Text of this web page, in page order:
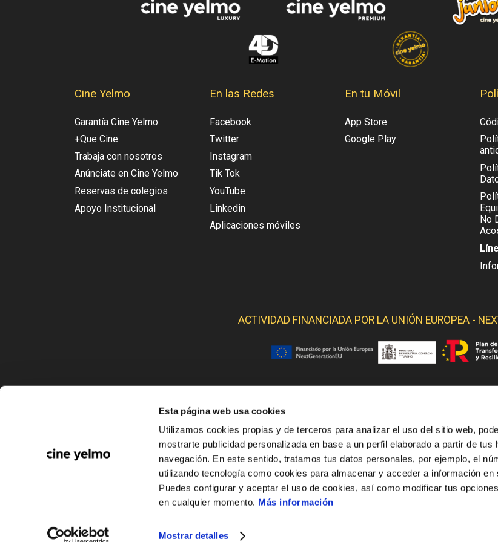
Esta página web usa cookies
Utilizamos cookies propias y de terceros para analizar el uso del sitio web,
mostrarte publicidad personalizada en base a un perfil elaborado a partir de tus
navegación. En este sentido, tratamos tus datos personales, por ejemplo, el
utilizando tecnología como cookies para almacenar y acceder a información en
Puedes configurar y aceptar el uso de cookies, así como modificar tus
en cualquier momento. Más información
Mostrar detalles
Cine Yelmo
Garantía Cine Yelmo
+Que Cine
Trabaja con nosotros
Anúnciate en Cine Yelmo
Reservas de colegios
Apoyo Institucional
En las Redes
Facebook
Twitter
Instagram
Tik Tok
YouTube
Linkedin
Aplicaciones móviles
En tu Móvil
App Store
Google Play
No
ACTIVIDAD FINANCIADA POR LA UNIÓN EUROPEA -
CINE YELMO OBTIENE SOPORTE DE LOS SIGUIENTES